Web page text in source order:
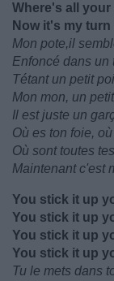
Where's all
Now it's my
Mon pote,il
Enfoncé dans un
Tétant un petit
Mon mon, un
Il est juste un
Où es ton foie,
Où sont toutes
Maintenant c'est
You stick it up
You stick it up
You stick it up
You stick it up
Tu le mets dans